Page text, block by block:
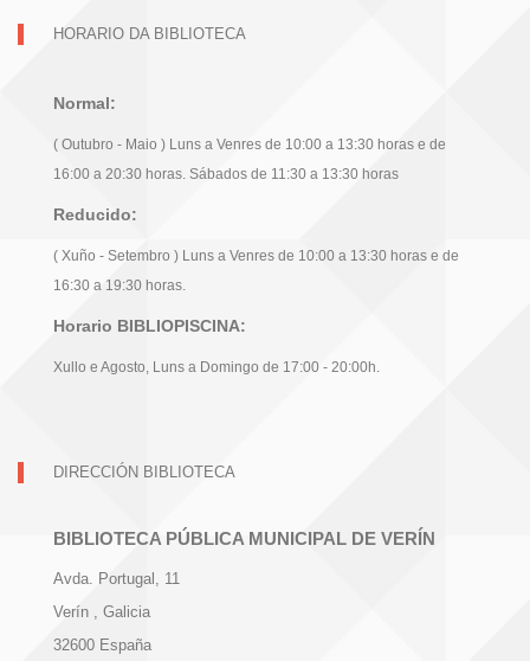
HORARIO DA BIBLIOTECA
Normal:
( Outubro - Maio ) Luns a Venres de 10:00 a 13:30 horas e de
16:00 a 20:30 horas. Sábados de 11:30 a 13:30 horas
Reducido:
( Xuño - Setembro ) Luns a Venres de 10:00 a 13:30 horas e de
16:30 a 19:30 horas.
Horario BIBLIOPISCINA:
Xullo e Agosto, Luns a Domingo de 17:00 - 20:00h.
DIRECCIÓN BIBLIOTECA
BIBLIOTECA PÚBLICA MUNICIPAL DE VERÍN
Avda. Portugal, 11
Verín , Galicia
32600 España